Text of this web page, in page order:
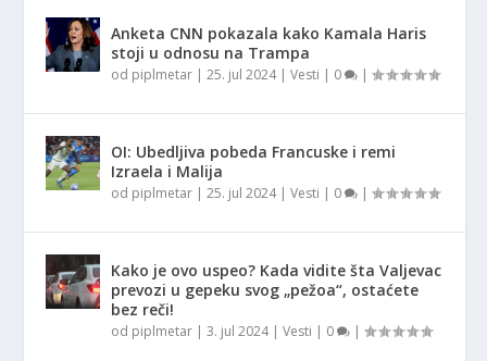
Anketa CNN pokazala kako Kamala Haris
stoji u odnosu na Trampa
od piplmetar |25. jul 2024|Vesti | 0 |
OI: Ubedljiva pobeda Francuske i remi
Izraela i Malija
od piplmetar |25. jul 2024|Vesti | 0 |
Kako je ovo uspeo? Kada vidite šta Valjevac
prevozi u gepeku svog „pežoa“, ostaćete
bez reči!
od piplmetar |3. jul 2024|Vesti | 0 |